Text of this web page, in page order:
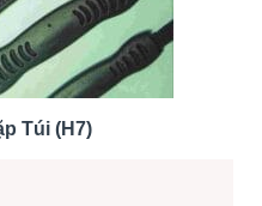
Túi (H7)